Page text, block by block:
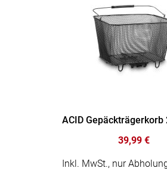
ACID Gepäckträgerkorb
39,99 €
Inkl. MwSt., nur